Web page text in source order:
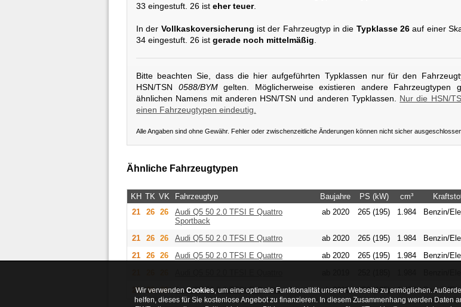
33 eingestuft. 26 ist eher teuer.
In der Vollkaskoversicherung ist der Fahrzeugtyp in die Typklasse 26 auf einer
34 eingestuft. 26 ist gerade noch mittelmäßig.
Bitte beachten Sie, dass die hier aufgeführten Typklassen nur für den
HSN/TSN 0588/BYMgelten. Möglicherweise existieren andere Fahrzeugtypen
ähnlichen Namens mit anderen HSN/TSN und anderen Typklassen. Nur die HSN/
einen Fahrzeugtypen eindeutig.
Alle Angaben sind ohne Gewähr. Fehler oder zwischenzeitliche Änderungen können nicht sicher
Ähnliche Fahrzeugtypen
KH TK VK Fahrzeugtyp Baujahre PS (kW) cm³
21
26 26 Audi Q5 50 2.0 TFSI E Quattro
Sportback
ab 2020 265 (195) 1.984 Benzin/
21 26 26 Audi Q5 50 2.0 TFSI E Quattro ab 2020 265 (195) 1.984 Benzin/
21
26 26 Audi Q5 50 2.0 TFSI E Quattro ab 2020 265 (195) 1.984 Benzin/
21
26 26 Audi Q5 50 2.0 TFSI E Quattro ab 2019 252 (185) 1.984 Benzin/
Wir verwenden Cookies, um eine optimale Funktionalität unserer Webseite zu ermöglichen.
helfen, dieses für Sie kostenlose Angebot zu finanzieren. In diesem Zusammenhang werden